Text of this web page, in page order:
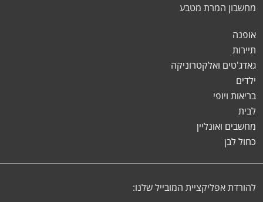
מחשבון המרת מטבע
אופנה
תיירות
גאדג'טים ואלקטרוניקה
ילדים
בריאות ויופי
לבית
מחשבים ואונליין
כחול לבן
להורדת אפליקציית המובייל שלנו: